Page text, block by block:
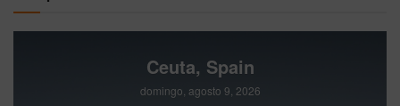
Ceuta, Spain
domingo, agosto 9, 2026